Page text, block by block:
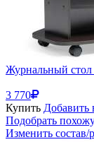
Журнальный стол
3 770
Купить Добавить
Подобрать
Изменить состав/